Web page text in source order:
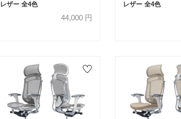
レザー 全4色
44,000 円
レザー 全4色